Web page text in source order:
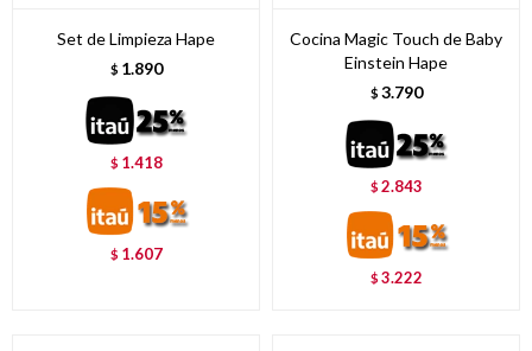
Set de Limpieza Hape
$ 1.890
$ 1.418
$ 1.607
Cocina Magic Touch de Baby
Einstein Hape
$ 3.790
$2.843
$3.222